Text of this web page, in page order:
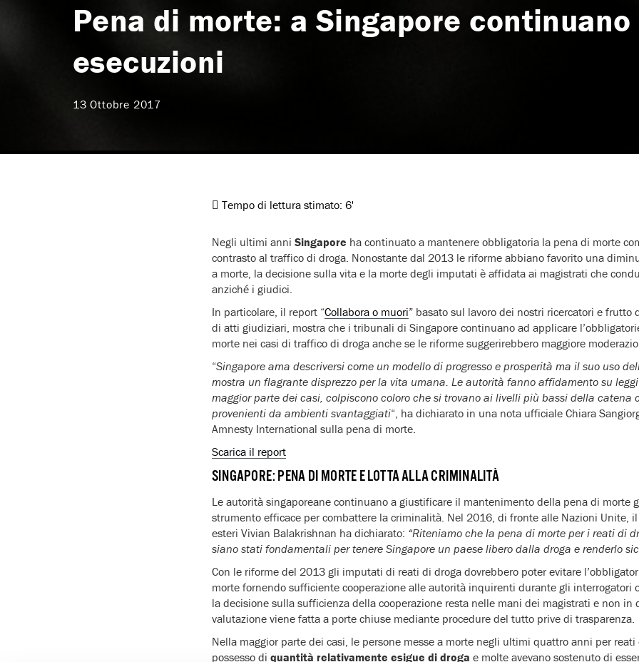
Pena di morte: a Singapore
esecuzioni
13 Ottobre 2017
Tempo di lettura stimato: 6'
Negli ultimi anni Singapore ha continuato a mantenere obbligatoria la pena di morte
contrasto al traffico di droga. Nonostante dal 2013 le riforme abbiano favorito una
a morte, la decisione sulla vita e la morte degli imputati è affidata ai magistrati che
anziché i giudici.
In particolare, il report “Collabora o muori” basato sul lavoro dei nostri ricercatori e frutto
di atti giudiziari, mostra che i tribunali di Singapore continuano ad applicare
morte nei casi di traffico di droga anche se le riforme suggerirebbero maggiore
“Singapore ama descriversi come un modello di progresso e prosperità ma il suo uso
mostra un flagrante disprezzo per la vita umana. Le autorità fanno affidamento su
maggior parte dei casi, colpiscono coloro che si trovano ai livelli più bassi della catena
provenienti da ambienti svantaggiati“, ha dichiarato in una nota ufficiale Chiara
Amnesty International sulla pena di morte.
Scarica il report
SINGAPORE: PENA DI MORTE E LOTTA ALLA CRIMINALITÀ
Le autorità singaporeane continuano a giustificare il mantenimento della pena di morte
strumento efficace per combattere la criminalità. Nel 2016, di fronte alle Nazioni Unite,
esteri Vivian Balakrishnan ha dichiarato: “Riteniamo che la pena di morte per i reati di
siano stati fondamentali per tenere Singapore un paese libero dalla droga e renderlo
Con le riforme del 2013 gli imputati di reati di droga dovrebbero poter evitare
morte fornendo sufficiente cooperazione alle autorità inquirenti durante gli interrogatori
la decisione sulla sufficienza della cooperazione resta nelle mani dei magistrati e non in
valutazione viene fatta a porte chiuse mediante procedure del tutto prive di trasparenza.
Nella maggior parte dei casi, le persone messe a morte negli ultimi quattro anni per
possesso di quantità relativamente esigue di droga e molte avevano sostenuto di